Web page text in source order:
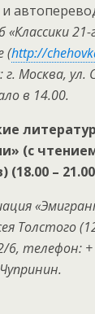
«Классики
(http://
г. Москва,
в 14.00.
(с
–
Толстого
6, телефон: